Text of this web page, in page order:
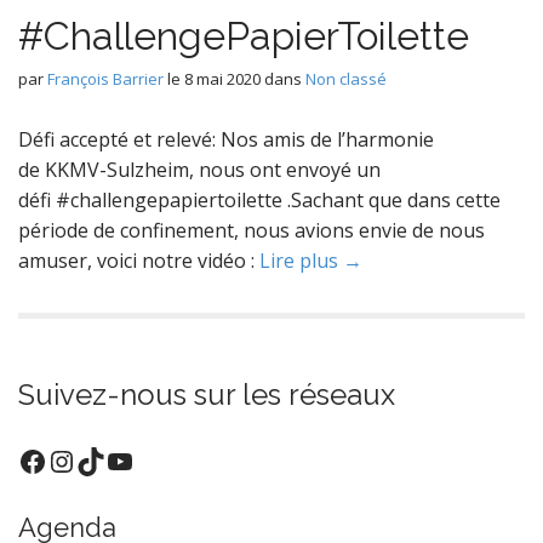
#ChallengePapierToilette
parFrançois Barrierle 8 mai 2020dans Non classé
Défi accepté et relevé: Nos amis de l’harmonie
de KKMV-Sulzheim, nous ont envoyé un
défi #challengepapiertoilette .Sachant que dans cette
période de confinement, nous avions envie de nous
amuser, voici notre vidéo : Lire plus →
Suivez-nous sur les réseaux
Facebook
Instagram
TikTok
YouTube
Agenda